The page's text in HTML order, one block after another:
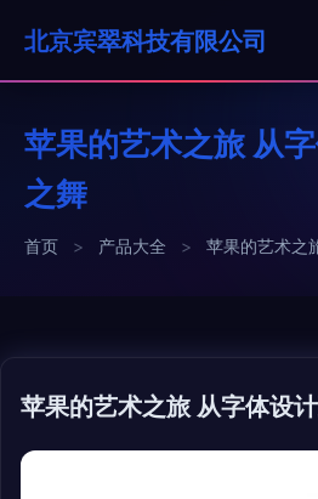
北京宾翠科技有限公司
苹果的艺术之旅 从
之舞
首页 > 产品大全 > 苹果的艺术之
苹果的艺术之旅 从字体设